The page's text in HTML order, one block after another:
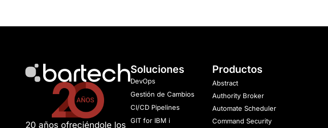
20 años ofreciéndole los
Soluciones
DevOps
Gestión de Cambios
CI/CD Pipelines
GIT for IBM i
Productos
Abstract
Authority Broker
Automate Scheduler
Command Security